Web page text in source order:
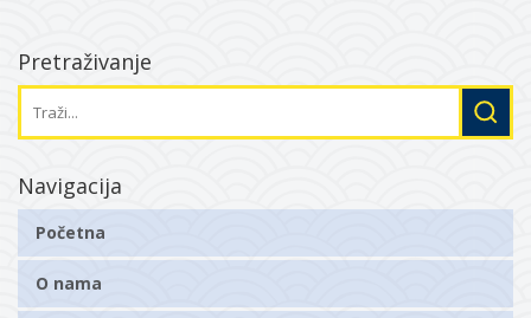
Pretraživanje
Navigacija
Početna
O nama